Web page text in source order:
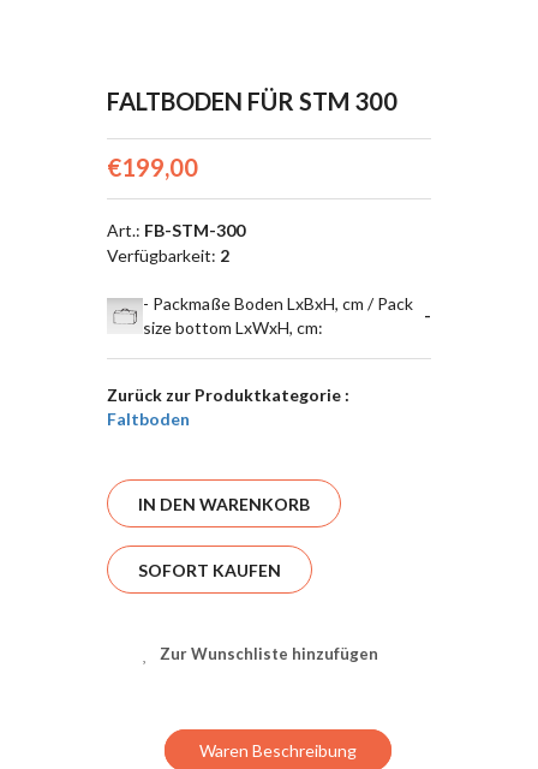
FALTBODEN FÜR STM 300
€199,00
Art.: FB-STM-300
Verfügbarkeit: 2
- Packmaße Boden LxBxH, cm / Pack
size bottom LxWxH, cm:
-
Zurück zur Produktkategorie :
Faltboden
IN DEN WARENKORB
SOFORT KAUFEN
Zur Wunschliste hinzufügen
Waren Beschreibung